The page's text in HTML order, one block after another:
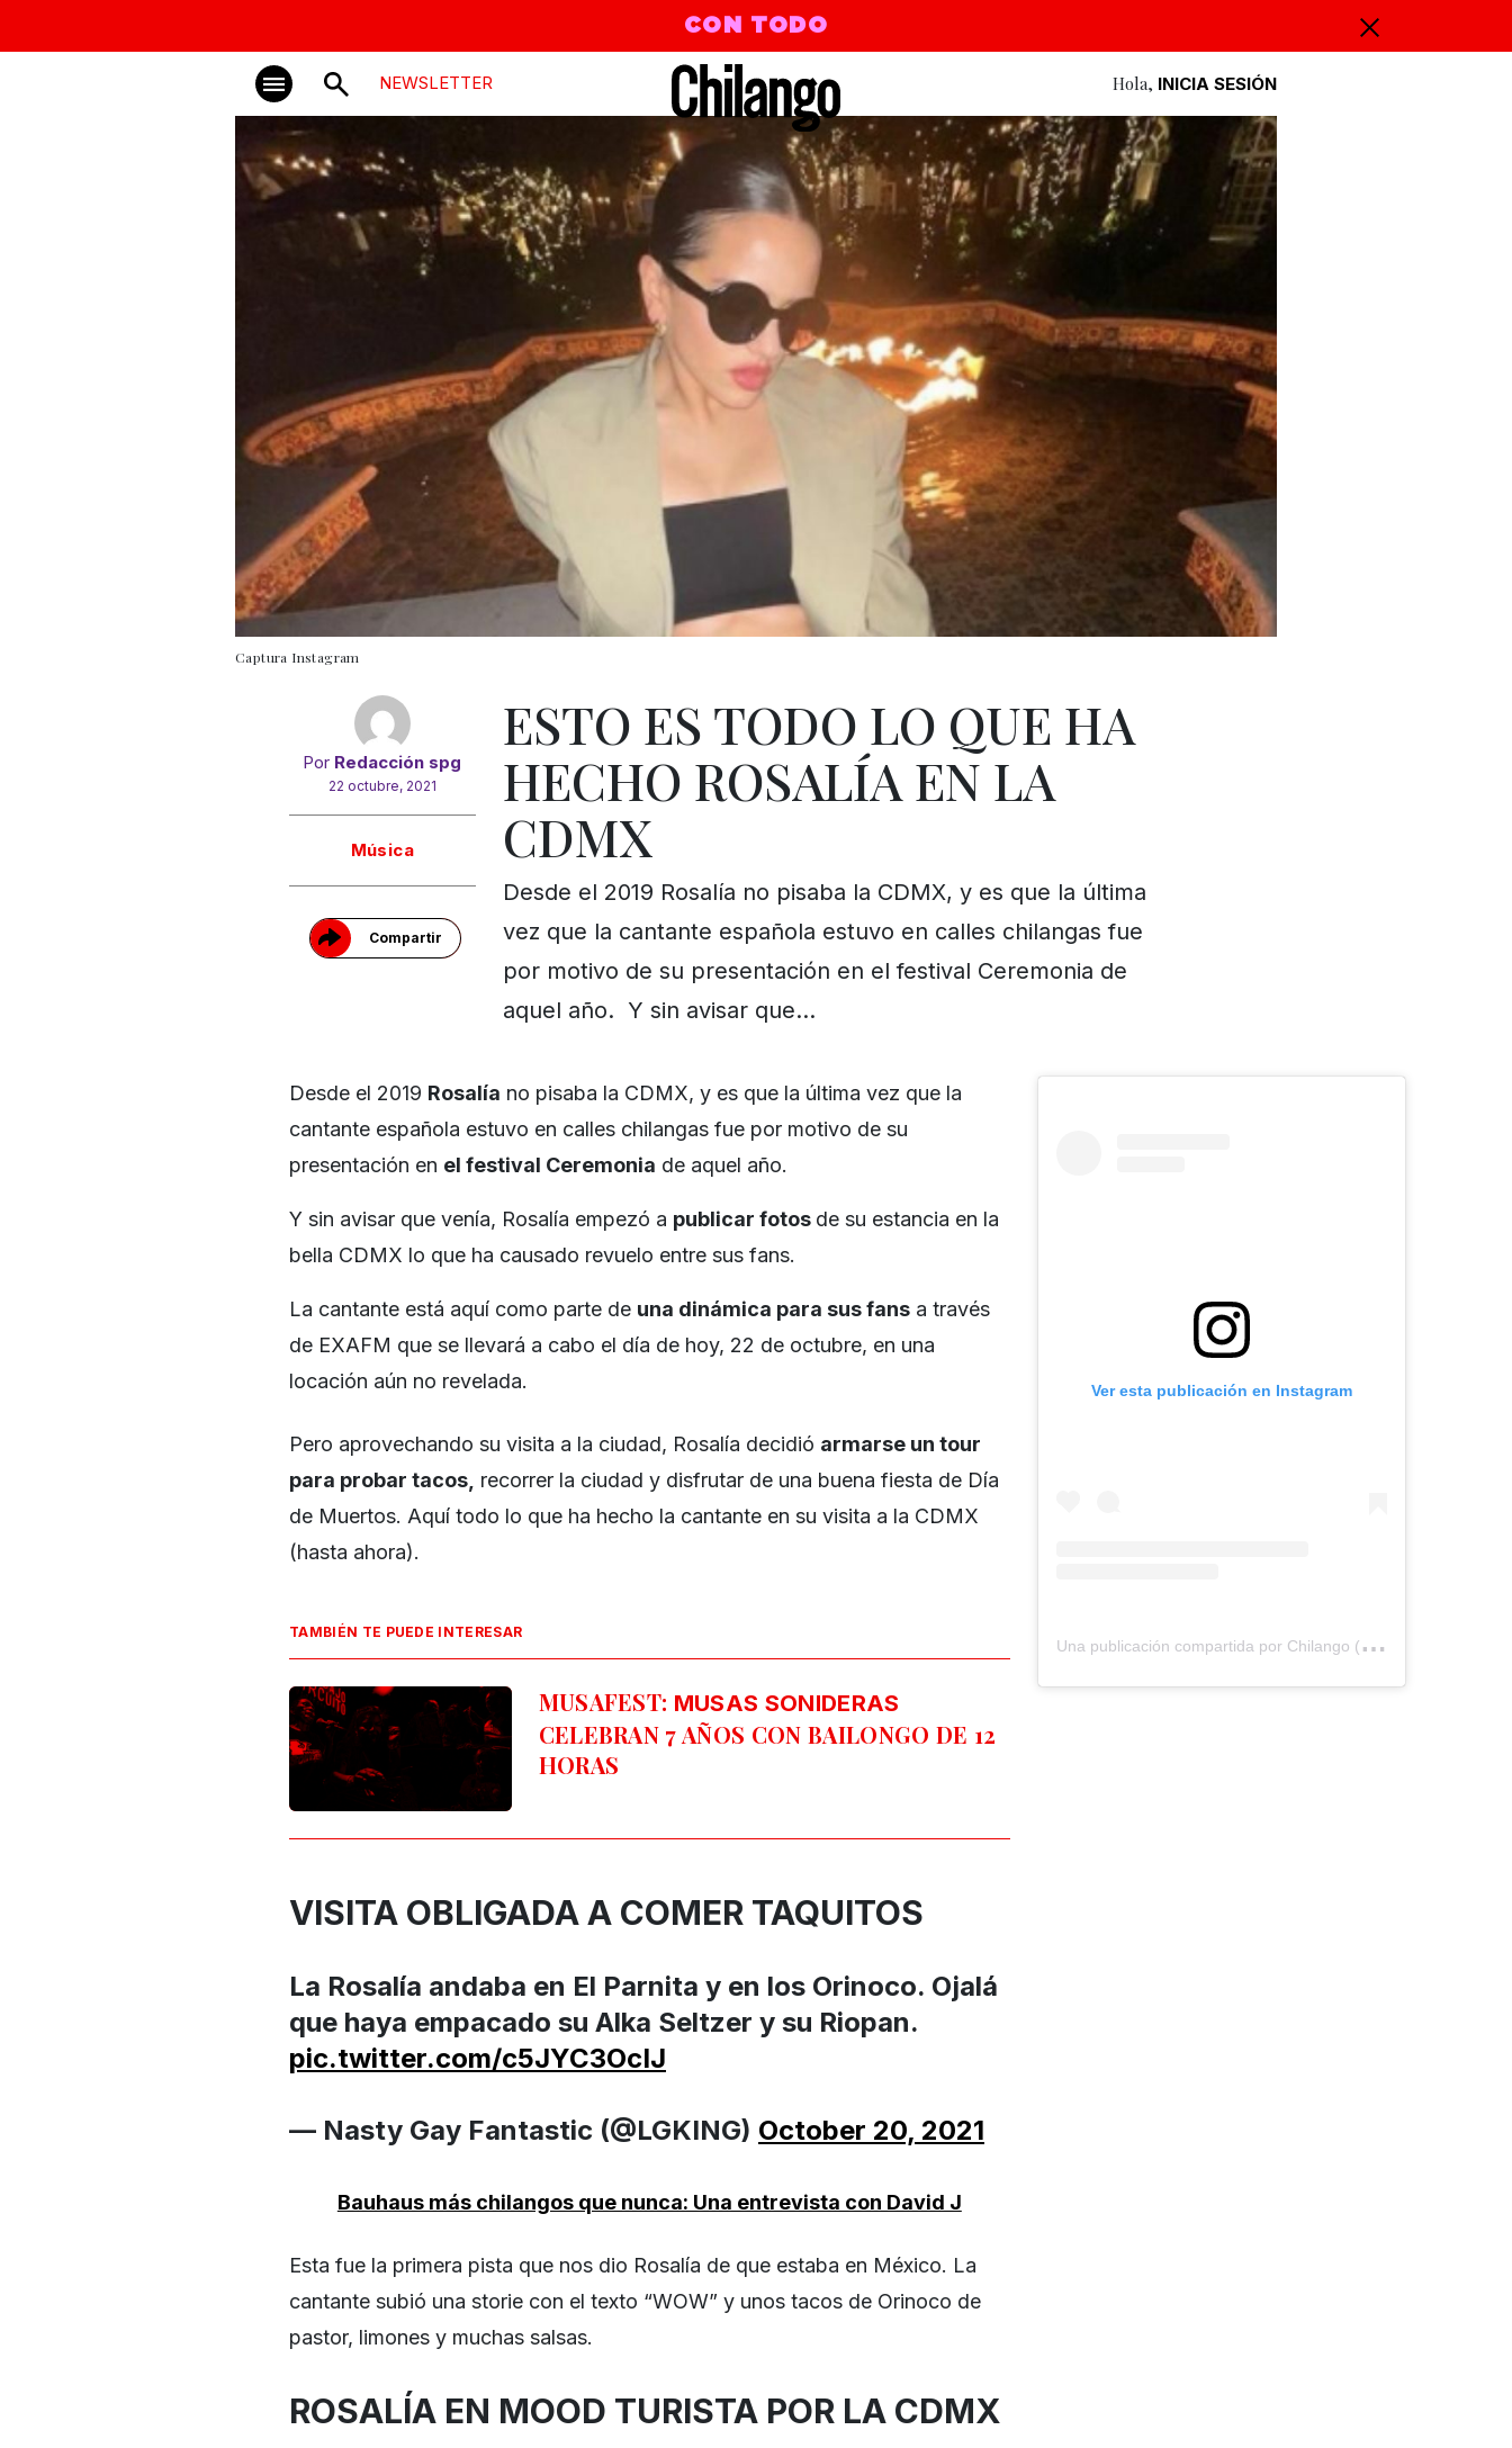
CON TODO
NEWSLETTER Hola, INICIA SESIÓN
Captura Instagram
Por Redacción spg
22 octubre, 2021
Música
Compartir
ESTO ES TODO LO QUE HA
HECHO ROSALÍA EN LA
CDMX
Desde el 2019 Rosalía no pisaba la CDMX, y es que la última
vez que la cantante española estuvo en calles chilangas fue
por motivo de su presentación en el festival Ceremonia de
aquel año. Y sin avisar que…
Desde el 2019 Rosalía no pisaba la CDMX, y es que la última vez que la
cantante española estuvo en calles chilangas fue por motivo de su
presentación en el festival Ceremonia de aquel año.
Y sin avisar que venía, Rosalía empezó a publicar fotos de su estancia en la
bella CDMX lo que ha causado revuelo entre sus fans.
La cantante está aquí como parte de una dinámica para sus fans a través
de EXAFM que se llevará a cabo el día de hoy, 22 de octubre, en una
locación aún no revelada.
Pero aprovechando su visita a la ciudad, Rosalía decidió armarse un tour
para probar tacos, recorrer la ciudad y disfrutar de una buena fiesta de Día
de Muertos. Aquí todo lo que ha hecho la cantante en su visita a la CDMX
(hasta ahora).
TAMBIÉN TE PUEDE INTERESAR
MUSAFEST: MUSAS SONIDERAS
CELEBRAN 7 AÑOS CON BAILONGO DE 12
HORAS
VISITA OBLIGADA A COMER TAQUITOS
La Rosalía andaba en El Parnita y en los Orinoco. Ojalá
que haya empacado su Alka Seltzer y su Riopan.
pic.twitter.com/c5JYC3OcIJ
— Nasty Gay Fantastic (@LGKING) October 20, 2021
Bauhaus más chilangos que nunca: Una entrevista con David J
Esta fue la primera pista que nos dio Rosalía de que estaba en México. La
cantante subió una storie con el texto “WOW” y unos tacos de Orinoco de
pastor, limones y muchas salsas.
ROSALÍA EN MOOD TURISTA POR LA CDMX
Ver esta publicación en Instagram
U
na publicación compartida por Chilango (@chilangocom)